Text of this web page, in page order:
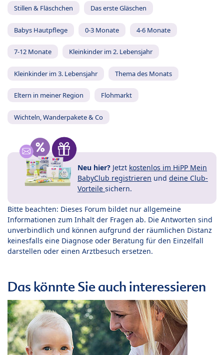
Stillen & Fläschchen Das erste Gläschen
Babys Hautpflege 0-3 Monate 4-6 Monate
7-12 Monate Kleinkinder im 2. Lebensjahr
Kleinkinder im 3. Lebensjahr Thema des Monats
Eltern in meiner Region Flohmarkt
Wichteln, Wanderpakete & Co
Neu hier? Jetzt kostenlos im HiPP Mein
BabyClub registrieren und deine Club-
Vorteile sichern.
Bitte beachten: Dieses Forum bildet nur allgemeine
Informationen zum Inhalt der Fragen ab. Die Antworten sind
unverbindlich und können aufgrund der räumlichen Distanz
keinesfalls eine Diagnose oder Beratung für den Einzelfall
darstellen oder einen Arztbesuch ersetzen.
Das könnte Sie auch interessieren